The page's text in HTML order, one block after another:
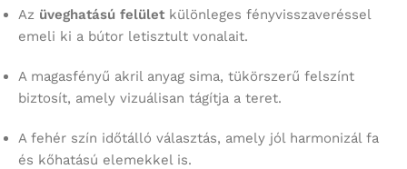
Az üveghatású felület különleges fényvisszaveréssel
emeli ki a bútor letisztult vonalait.
A magasfényű akril anyag sima, tükörszerű felszínt
biztosít, amely vizuálisan tágítja a teret.
A fehér szín időtálló választás, amely jól harmonizál fa
és kőhatású elemekkel is.